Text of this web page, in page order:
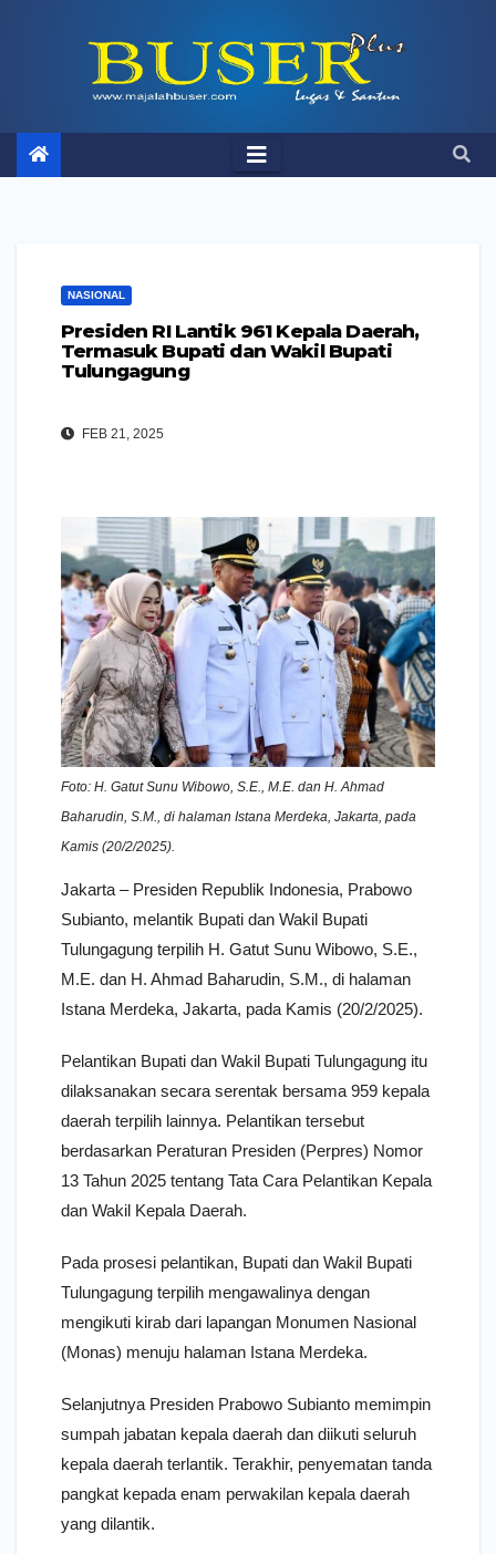
NASIONAL
Presiden RI Lantik 961 Kepala Daerah,
Termasuk Bupati dan Wakil Bupati
Tulungagung
FEB 21, 2025
Foto: H. Gatut Sunu Wibowo, S.E., M.E. dan H. Ahmad
Baharudin, S.M., di halaman Istana Merdeka, Jakarta, pada
Kamis (20/2/2025).
Jakarta – Presiden Republik Indonesia, Prabowo
Subianto, melantik Bupati dan Wakil Bupati
Tulungagung terpilih H. Gatut Sunu Wibowo, S.E.,
M.E. dan H. Ahmad Baharudin, S.M., di halaman
Istana Merdeka, Jakarta, pada Kamis (20/2/2025).
Pelantikan Bupati dan Wakil Bupati Tulungagung itu
dilaksanakan secara serentak bersama 959 kepala
daerah terpilih lainnya. Pelantikan tersebut
berdasarkan Peraturan Presiden (Perpres) Nomor
13 Tahun 2025 tentang Tata Cara Pelantikan Kepala
dan Wakil Kepala Daerah.
Pada prosesi pelantikan, Bupati dan Wakil Bupati
Tulungagung terpilih mengawalinya dengan
mengikuti kirab dari lapangan Monumen Nasional
(Monas) menuju halaman Istana Merdeka.
Selanjutnya Presiden Prabowo Subianto memimpin
sumpah jabatan kepala daerah dan diikuti seluruh
kepala daerah terlantik. Terakhir, penyematan tanda
pangkat kepada enam perwakilan kepala daerah
yang dilantik.